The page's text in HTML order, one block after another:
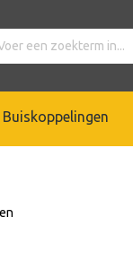
Buiskoppelingen